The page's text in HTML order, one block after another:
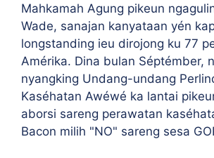
Mahkamah Agung pikeun
Wade, sanajan kanyataan yén
longstanding ieu dirojong ku 77
Amérika. Dina bulan Séptémber,
nyangking Undang-undang
Kaséhatan Awéwé ka lantai
aborsi sareng perawatan
Bacon milih "NO" sareng sesa